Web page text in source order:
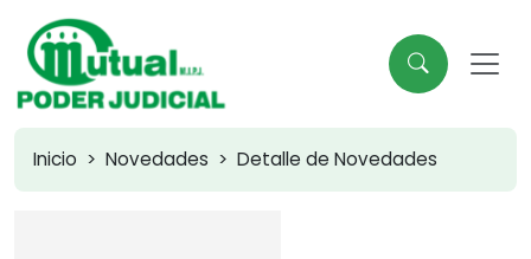
Inicio Novedades Detalle de Novedades